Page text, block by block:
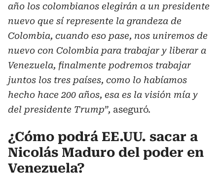
año los colombianos elegirán a un presidente
nuevo que sí represente la grandeza de
Colombia, cuando eso pase, nos uniremos de
nuevo con Colombia para trabajar y liberar a
Venezuela, finalmente podremos trabajar
juntos los tres países, como lo habíamos
hecho hace 200 años, esa es la visión mía y
del presidente Trump”, aseguró.
¿Cómo podrá EE.UU. sacar a
Nicolás Maduro del poder en
Venezuela?